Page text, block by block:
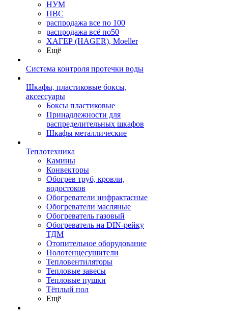
НУМ
ПВС
распродажа все по 100
распродажа всё по50
ХАГЕР (HAGER), Moeller
Ещё
Система контроля протечки воды
Шкафы, пластиковые боксы,
аксессуары
Боксы пластиковые
Принадлежности для
распределительных шкафов
Шкафы металлические
Теплотехника
Камины
Конвекторы
Обогрев труб, кровли,
водостоков
Обогреватели инфрактасные
Обогреватели масляные
Обогреватель газовый
Обогреватель на DIN-рейку
ТДМ
Отопительное оборудование
Полотенцесушители
Тепловентиляторы
Тепловые завесы
Тепловые пушки
Тёплый пол
Ещё